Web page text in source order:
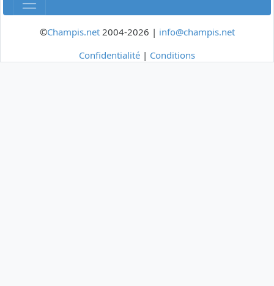
©Champis.net2004-2026 | info@champis.net
Confidentialité | Conditions